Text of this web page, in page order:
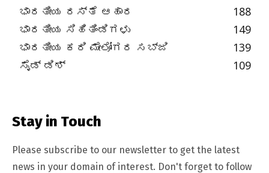
ಭಾರತೀಯ ರಸ್ತೆ ಆಹಾರ
188
ಭಾರತೀಯ ಸಿಹಿತಿಂಡಿಗಳು
149
ಭಾರತೀಯ ಕರಿ ಮೇಲೋಗರ ಸಬ್ಜಿ
139
ಸೈಡ್ ಡಿಶ್
109
Stay in Touch
Please subscribe to our newsletter to get the latest
news in your domain of interest. Don't forget to follow